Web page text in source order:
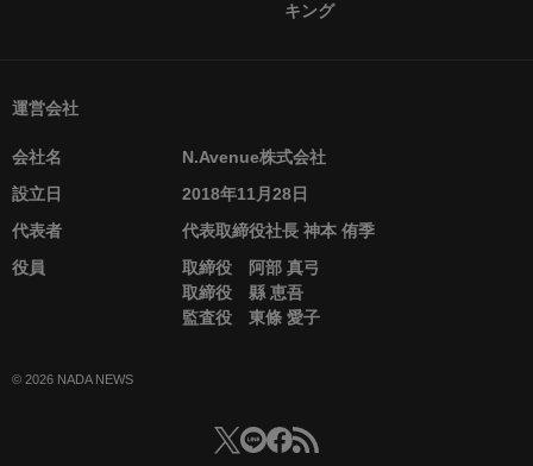
キング
運営会社
会社名
N.Avenue株式会社
設立日
2018年11月28日
代表者
代表取締役社長 神本 侑季
役員
取締役 阿部 真弓
取締役 縣 恵吾
監査役 東條 愛子
© 2026 NADA NEWS